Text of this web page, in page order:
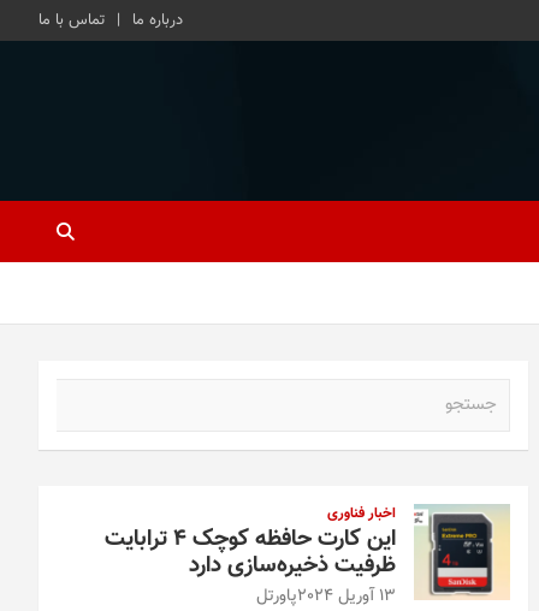
درباره ما تماس با ما
اخبار فناوری
این کارت حافظه کوچک ۴ ترابایت
ظرفیت ذخیره‌سازی دارد
13 آوریل 2024 پاورتل